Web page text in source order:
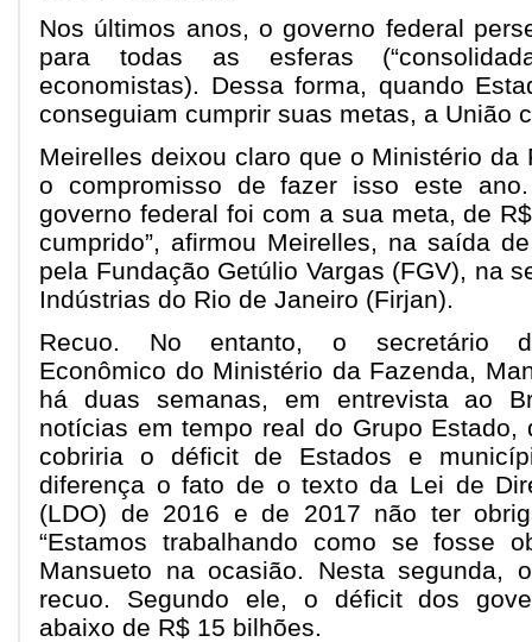
Nos últimos anos, o governo federal
para todas as esferas
economistas). Dessa forma, quando
conseguiam cumprir suas metas, a União
Meirelles deixou claro que o Ministério da
o compromisso de fazer isso este
governo federal foi com a sua meta, de
cumprido”, afirmou Meirelles, na saída
pela Fundação Getúlio Vargas (FGV), na
Indústrias do Rio de Janeiro (Firjan).
Recuo. No entanto, o secretário
Econômico do Ministério da Fazenda,
há duas semanas, em entrevista ao
notícias em tempo real do Grupo Estado,
cobriria o déficit de Estados e
diferença o fato de o texto da Lei de
(LDO) de 2016 e de 2017 não ter
“Estamos trabalhando como se fosse
Mansueto na ocasião. Nesta segunda,
recuo. Segundo ele, o déficit dos
abaixo de R$ 15 bilhões.